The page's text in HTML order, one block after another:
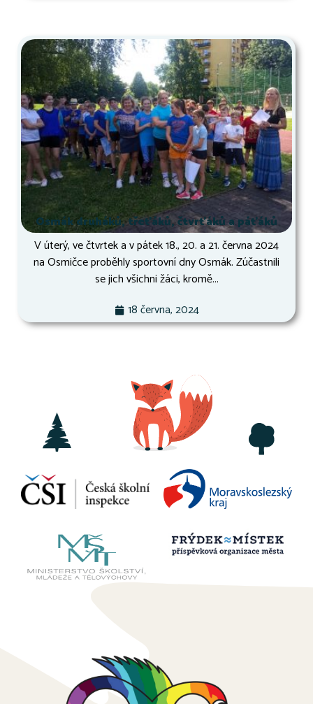
Osmák druháků, třeťáků, čtvrťáků a páťáků
V úterý, ve čtvrtek a v pátek 18., 20. a 21. června 2024
na Osmičce proběhly sportovní dny Osmák. Zúčastnili
se jich všichni žáci, kromě...
18 června, 2024